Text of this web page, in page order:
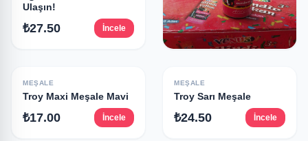
Ulaşın!
₺27.50 İncele
Yer volkanı
₺17.00
MEŞALE
Troy Maxi Meşale Mavi
₺17.00 İncele
MEŞALE
Troy Sarı Meşale
₺24.50 İncele